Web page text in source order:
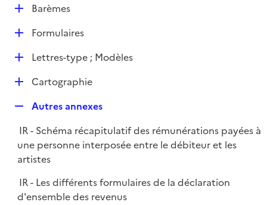
p
l
i
e
DBarèmes
DFormulaires
D
e
r
Lettres-type ; Modèles
D
p
l
i
e
r
Cartographie
p
l
i
e
Autres annexes
IR - Schéma récapitulatif des rémunérations payées à
une personne interposée entre le débiteur et les
artistes
IR - Les différents formulaires de la déclaration
d'ensemble des revenus